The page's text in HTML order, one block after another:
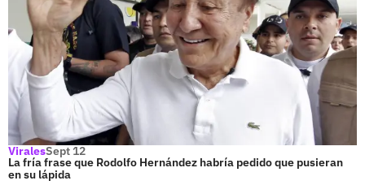
ViralesSept 12
La fría frase que Rodolfo Hernández habría pedido que pusieran
en su lápida